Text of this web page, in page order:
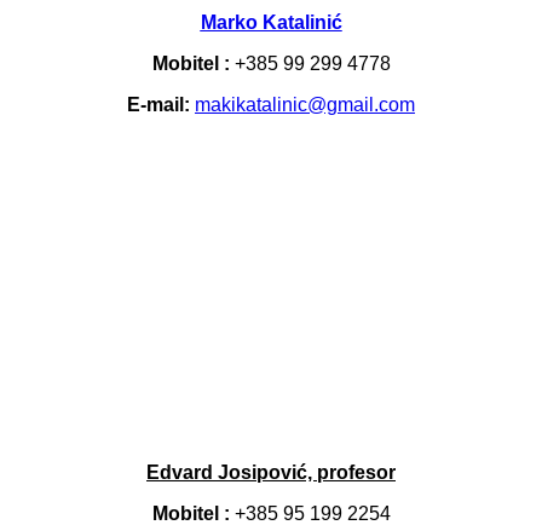
Marko Katalinić
Mobitel : +385 99 299 4778
E-mail: makikatalinic@gmail.com
Edvard Josipović, profesor
Mobitel : +385 95 199 2254